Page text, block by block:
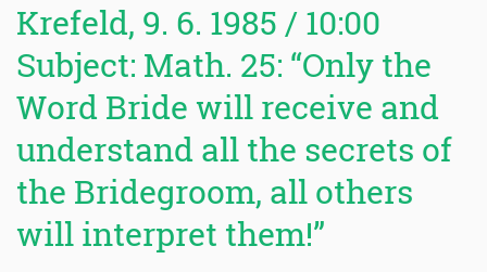
Krefeld, 9. 6. 1985 / 10:00
Subject: Math. 25: “Only the
Word Bride will receive and
understand all the secrets of
the Bridegroom, all others
will interpret them!”